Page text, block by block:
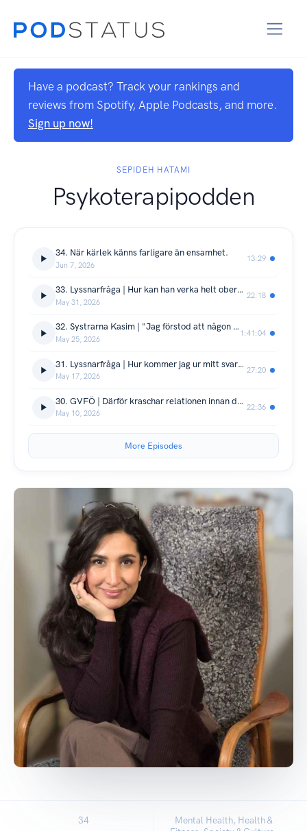
Have a podcast? Track your rankings and
reviews from Spotify, Apple Podcasts, and more.
Sign up now!
SEPIDEH HATAMI
Psykoterapipodden
34. När kärlek känns farligare än ensamhet.
Jun 7, 2026
13:29
33. Lyssnarfråga | Hur kan han verka helt oberörd efter vårt uppbrott?
May 31, 2026
22:18
32. Systrarna Kasim | "Jag förstod att någon var tvungen att dö"
May 25, 2026
1:41:04
31. Lyssnarfråga | Hur kommer jag ur mitt svartvita tänkande?
May 17, 2026
27:20
30. GVFÖ | Därför kraschar relationen innan den hunnit börja.
May 10, 2026
22:36
More Episodes
34
Mental Health, Health &